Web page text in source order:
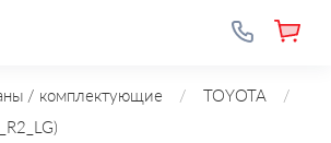
/ комплектующие / TOYOTA
/